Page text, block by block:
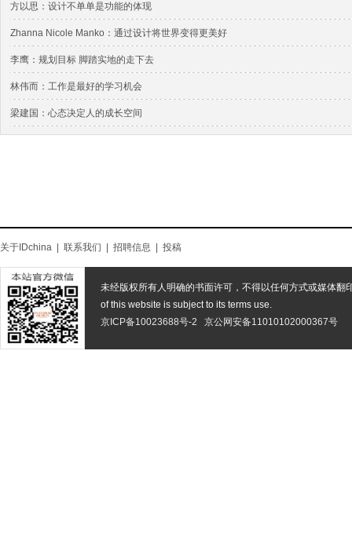
方以思：设计不单单是功能的体现
Zhanna Nicole Manko：通过设计将世界变得更美好
李鹰：规划目标 脚踏实地的走下去
林伟而：工作是最好的学习机会
梁建国：心态决定人的成长空间
关于IDchina 联系我们 招聘信息 投稿
未经版权所有人明确的书面许可，不得以任何方式或媒体翻
of this website is subject to its terms use.
京ICP备10023688号-2
京公网安备11010102000367号